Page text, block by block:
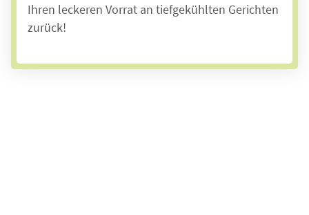
Ihren leckeren Vorrat an tiefgekühlten Gerichten
zurück!